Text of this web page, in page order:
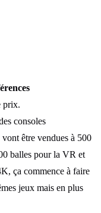
prix.
consoles
être vendues à 500
balles pour la VR et
ça commence à faire
jeux mais en plus